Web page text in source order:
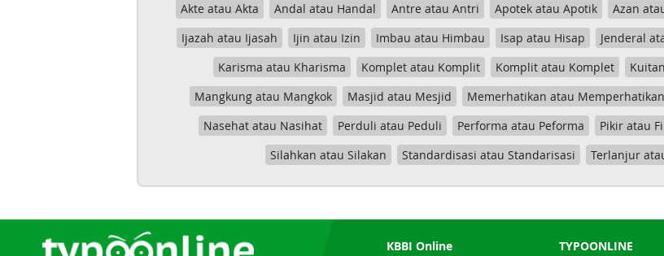
Akte atau Akta Andal atau Handal Antre atau Antri Apotek atau Apotik Azan
Ijazah atau Ijasah
Ijin atau Izin Imbau atau Himbau Isap atau Hisap Jenderal
Karisma atau Kharisma
Komplet atau Komplit Komplit atau Komplet
Mangkung atau Mangkok
Masjid atau Mesjid Memerhatikan atau Memperhatikan
Nasehat atau Nasihat
Perduli atau Peduli Performa atau Peforma Pikir atau
Silahkan atau Silakan
Standardisasi atau Standarisasi Terlanjur
KBBI Online TYPOONLINE